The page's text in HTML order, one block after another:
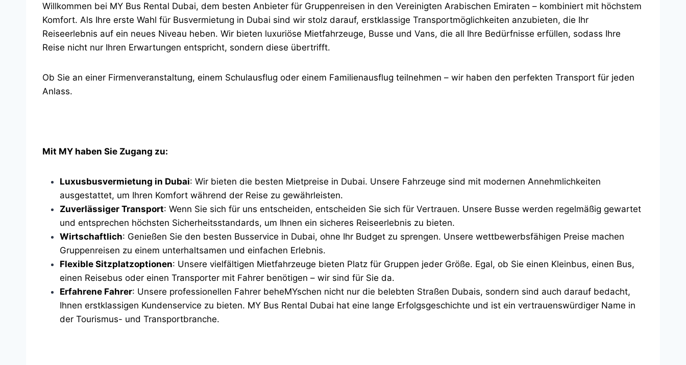
Willkommen bei MY Bus Rental Dubai, dem besten Anbieter für Gruppenreisen in den Vereinigten Arabischen Emiraten – kombiniert mit höchstem
Komfort. Als Ihre erste Wahl für Busvermietung in Dubai sind wir stolz darauf, erstklassige Transportmöglichkeiten anzubieten, die Ihr
Reiseerlebnis auf ein neues Niveau heben. Wir bieten luxuriöse Mietfahrzeuge, Busse und Vans, die all Ihre Bedürfnisse erfüllen, sodass Ihre
Reise nicht nur Ihren Erwartungen entspricht, sondern diese übertrifft.
Ob Sie an einer Firmenveranstaltung, einem Schulausflug oder einem Familienausflug teilnehmen – wir haben den perfekten Transport für jeden
Anlass.
Mit MY haben Sie Zugang zu:
Luxusbusvermietung in Dubai: Wir bieten die besten Mietpreise in Dubai. Unsere Fahrzeuge sind mit modernen Annehmlichkeiten
ausgestattet, um Ihren Komfort während der Reise zu gewährleisten.
Zuverlässiger Transport: Wenn Sie sich für uns entscheiden, entscheiden Sie sich für Vertrauen. Unsere Busse werden regelmäßig gewartet
und entsprechen höchsten Sicherheitsstandards, um Ihnen ein sicheres Reiseerlebnis zu bieten.
Wirtschaftlich: Genießen Sie den besten Busservice in Dubai, ohne Ihr Budget zu sprengen. Unsere wettbewerbsfähigen Preise machen
Gruppenreisen zu einem unterhaltsamen und einfachen Erlebnis.
Flexible Sitzplatzoptionen: Unsere vielfältigen Mietfahrzeuge bieten Platz für Gruppen jeder Größe. Egal, ob Sie einen Kleinbus, einen Bus,
einen Reisebus oder einen Transporter mit Fahrer benötigen – wir sind für Sie da.
Erfahrene Fahrer: Unsere professionellen Fahrer beheMYschen nicht nur die belebten Straßen Dubais, sondern sind auch darauf bedacht,
Ihnen erstklassigen Kundenservice zu bieten. MY Bus Rental Dubai hat eine lange Erfolgsgeschichte und ist ein vertrauenswürdiger Name in
der Tourismus- und Transportbranche.